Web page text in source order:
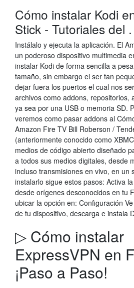
Cómo instalar Kodi
Stick - Tutoriales del .
Instálalo y ejecuta la aplicación. El
un poderoso dispositivo multimedia
instalar Kodi de forma sencilla a
tamaño, sin embargo el ser tan
dejar fuera los puertos el cual nos
archivos como addons, repositorios,
ya sea por una USB o memoria SD.
veremos como pasar addons al
Amazon Fire TV Bill Roberson /
(anteriormente conocido como
medios de código abierto diseñado
a todos sus medios digitales, desde
incluso transmisiones en vivo, en un
instalarlo sigue estos pasos: Activa
desde orígenes desconocidos en tu
ubicar la opción en: Configuración
de tu dispositivo, descarga e instala
▷ Cómo instalar
ExpressVPN en
¡Paso a Paso!